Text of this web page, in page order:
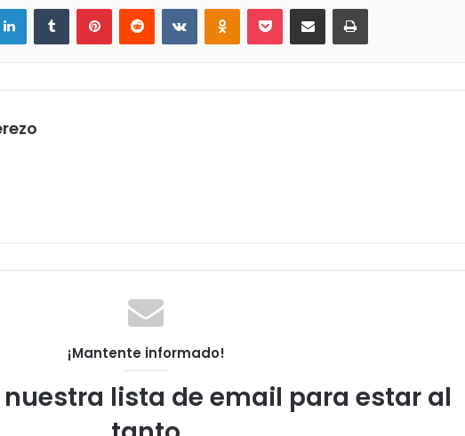
LinkedInTumblr PinterestReddit VKontakteOdnoklassniki
Pocket Compartir por correo electrónicoImprimir
¡Mantente informado!
lista de email para estar al